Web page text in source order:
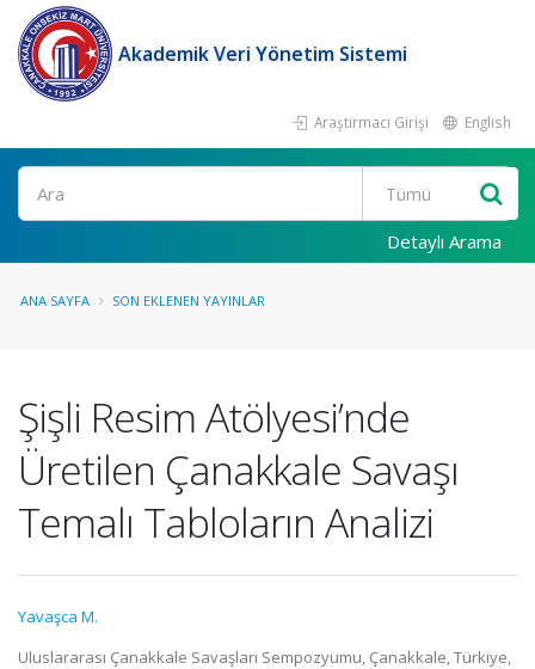
Akademik Veri Yönetim Sistemi
Araştırmacı Girişi English
Ara
Detaylı Arama
ANA SAYFA SON EKLENEN YAYINLAR
Şişli Resim Atölyesi’nde
Üretilen Çanakkale Savaşı
Temalı Tabloların Analizi
Yavaşca M.
Uluslararası Çanakkale Savaşları Sempozyumu, Çanakkale, Türkiye,